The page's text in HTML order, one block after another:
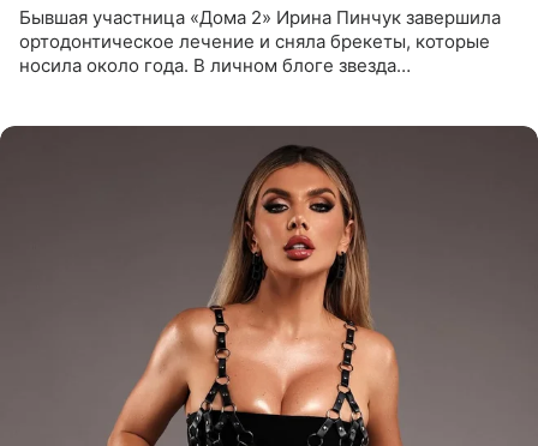
Бывшая участница «Дома 2» Ирина Пинчук завершила
ортодонтическое лечение и сняла брекеты, которые
носила около года. В личном блоге звезда